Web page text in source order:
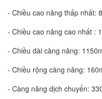
- Chiều cao nâng thấp nhất:
- Chiều cao nâng cao nhất :
- Chiều dài càng nâng:
- Chiều rộng càng nâng:
- Càng nâng dịch chuyển: